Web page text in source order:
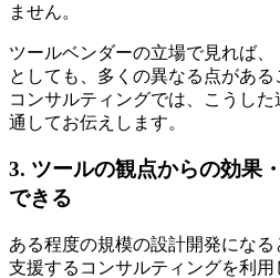
ません。
ツールベンダーの立場で見れば
としても、多くの異なる点があ
コンサルティングでは、こうし
通してお伝えします。
3. ツールの観点からの効果
できる
ある程度の規模の設計開発にな
支援するコンサルティングを利